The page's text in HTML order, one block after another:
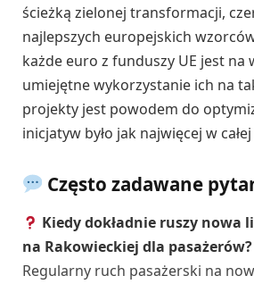
ścieżką zielonej transformacji,
najlepszych europejskich
każde euro z funduszy UE jest na
umiejętne wykorzystanie ich na
projekty jest powodem do
inicjatyw było jak najwięcej w
Często zadawane
Kiedy dokładnie ruszy
na Rakowieckiej dla pasażerów?
Regularny ruch pasażerski na